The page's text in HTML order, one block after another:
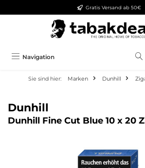
Gratis Versand ab 50€
Navigation
Sie sind hier: Marken Dunhill
Dunhill
Dunhill Fine Cut Blue 10 x 20
Bildergalerie überspringen